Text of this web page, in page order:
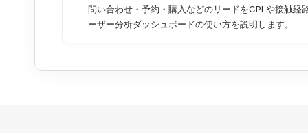
問い合わせ・予約・購入などのリードをCPLや接触
ーザー分析ダッシュボードの使い方を説明します。